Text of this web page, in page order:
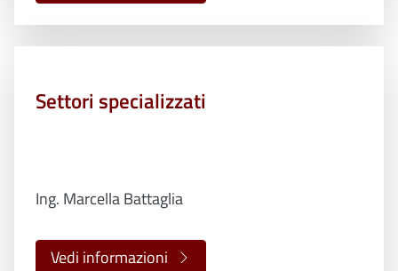
Settori specializzati
Ing. Marcella Battaglia
Vedi informazioni